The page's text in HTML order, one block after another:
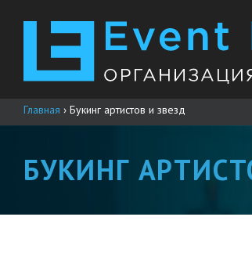
Главная › Букинг артистов и звезд
БУКИНГ